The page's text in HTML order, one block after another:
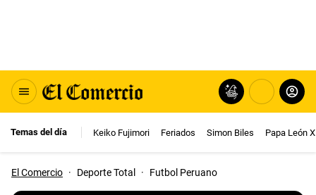
Temas del día Keiko Fujimori Feriados Simon Biles Papa León
El Comercio · Deporte Total · Futbol Peruano